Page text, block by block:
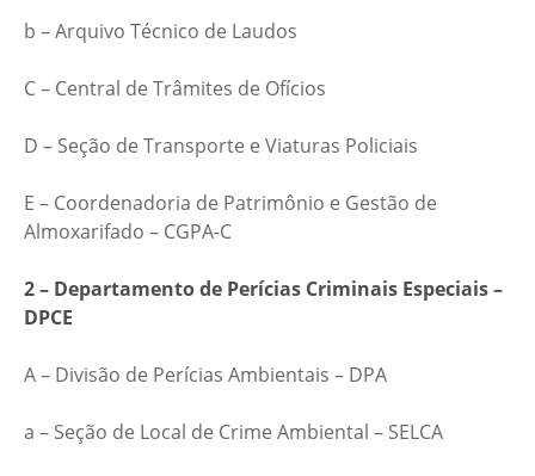
b – Arquivo Técnico de Laudos
C – Central de Trâmites de Ofícios
D – Seção de Transporte e Viaturas Policiais
E – Coordenadoria de Patrimônio e Gestão de
Almoxarifado – CGPA-C
2 – Departamento de Perícias Criminais Especiais –
DPCE
A – Divisão de Perícias Ambientais – DPA
a – Seção de Local de Crime Ambiental – SELCA